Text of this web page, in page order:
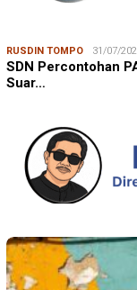
RUSDIN TOMPO 31/07/
SDN Percontohan
Suar…